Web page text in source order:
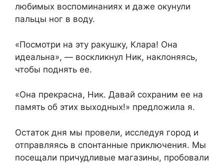
любимых воспоминаниях и даже окунули
пальцы ног в воду.
«Посмотри на эту ракушку, Клара! Она
идеальна», — воскликнул Ник, наклоняясь,
чтобы поднять ее.
«Она прекрасна, Ник. Давай сохраним ее на
память об этих выходных!» предложила я.
Остаток дня мы провели, исследуя город и
отправляясь в спонтанные приключения. Мы
посещали причудливые магазины, пробовали